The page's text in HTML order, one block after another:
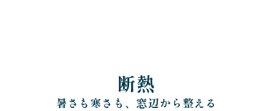
断熱
暑さも寒さも、窓辺から整える